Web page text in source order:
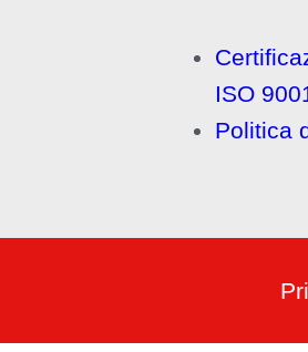
ISO
Politica